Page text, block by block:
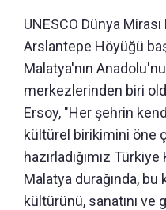
UNESCO Dünya
Arslantepe Höyüğü
Malatya'nın
merkezlerinden biri
Ersoy, "Her şehrin
kültürel birikimini öne
hazırladığımız
Malatya durağında,
kültürünü, sanatını